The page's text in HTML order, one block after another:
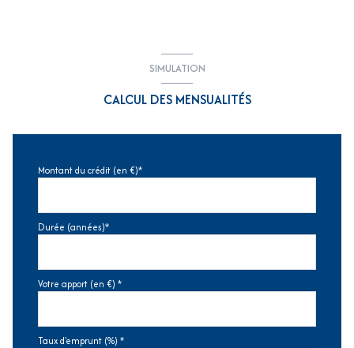
SIMULATION
CALCUL DES MENSUALITÉS
Montant du crédit (en €)*
Durée (années)*
Votre apport (en €) *
Taux d'emprunt (%) *